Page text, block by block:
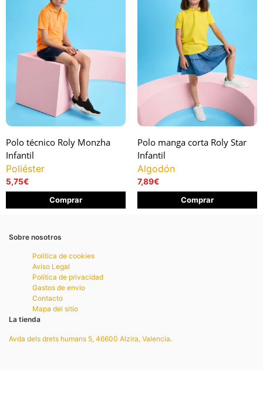
Polo técnico Roly Monzha
Infantil
Poliéster
5,75€
Comprar
Polo manga corta Roly Star
Infantil
Algodón
7,89€
Comprar
Sobre nosotros
Política de cookies
Aviso Legal
Política de privacidad
Gastos de envio
Contacto
Mapa del sitio
La tienda
Avda dels drets humans 5, 46600 Alzira, Valencia.